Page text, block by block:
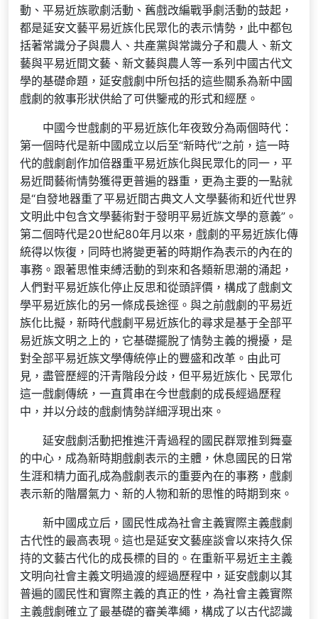
動、平易近族歌劇活動、舊戲改編戰爭劇活動的鼓起，
都是延安文藝平易近族化民眾化的表示情勢，此中都包
括著常識分子與農人、共產黨與常識分子和農人、新文
藝與平易近間文藝、新文藝與農人等一系列中國古代文
學的基礎命題，延安戲劇中所包括的這些關系為新中國
戲劇的敘事形狀供給了可供鑒戒的形式和經歷。
中國今世戲劇的平易近族化年夜致分為兩個時代：
第一個時代是新中國成立以后至“新時代”之前，這一時
代的戲劇創作加倍器重平易近族化與民眾化的同一，平
易近間藝術情勢獲得更普遍的器重，更為主要的一點就
是“自發地器重了平易近間古典文人文學藝術和近代世界
文明此中包含文學藝術對于發明平易近族文學的意義”。
第二個時代是20世紀80年月以來，戲劇的平易近族化傳
統得以恢復，同時也將變更著的時期作為表示的內在的
事務。跟著思惟束縛活動的到來和各類新思潮的涌起，
人們對平易近族化停止反思和從頭評價，構成了戲劇文
學平易近族化的另一條成長途徑。與之前戲劇的平易近
族化比擬，新時代戲劇平易近族化的尋求是基于全部平
易近族文明之上的，它基礎擺脫了情勢主義的攪擾，是
對全部平易近族文學傳統停止的豐盛和改革。由此可
見，盡管歷經的汗青階段分歧，但平易近族化、民眾化
這一戲劇傳統，一直貫串在今世戲劇的成長經過歷程
中，并以分歧的戲劇情勢詳細浮現出來。
延安戲劇活動把推進汗青過程的國民群眾推到舞臺
的中心，成為新時期戲劇表示的主體，休息國民的日常
生涯和精力面孔成為戲劇表示的重要內在的事務，戲劇
表示新的階層氣力、新的人物和新的思惟的時期到來。
新中國成立后，國民性成為社會主義實際主義戲劇
古代性的最高表現。這也是延安文藝座談會以來持久保
持的文藝古代化的成長標的目的。在重新平易近主主義
文明向社會主義文明過渡的經過歷程中，延安戲劇以其
普遍的國民性和實際主義的真正的性，為社會主義實際
主義戲劇確立了最基礎的審美準繩，構成了以古代認識